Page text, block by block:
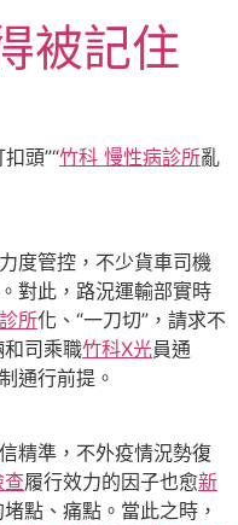
被記住
頭”“竹科 慢性病診所亂
管控，不少貨車司機
對此，路況運輸部實時
所化、“一刀切”，請求不
和司乘職竹科X光員通
通行前提。
準，不外疫情況勢復
履行效力的因子也愈新
點、痛點。當此之時，